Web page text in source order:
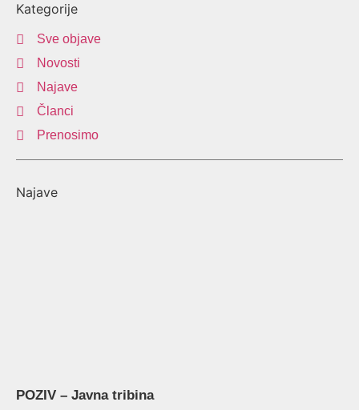
Kategorije
Sve objave
Novosti
Najave
Članci
Prenosimo
Najave
POZIV – Javna tribina